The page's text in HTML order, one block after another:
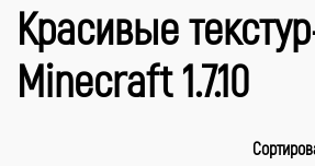
Красивые
Minecraft 1.7.10